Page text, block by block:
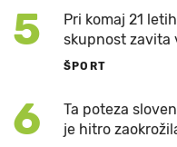
5
Pri komaj 21
skupnost zavita
ŠPORT
6
Ta poteza
je hitro